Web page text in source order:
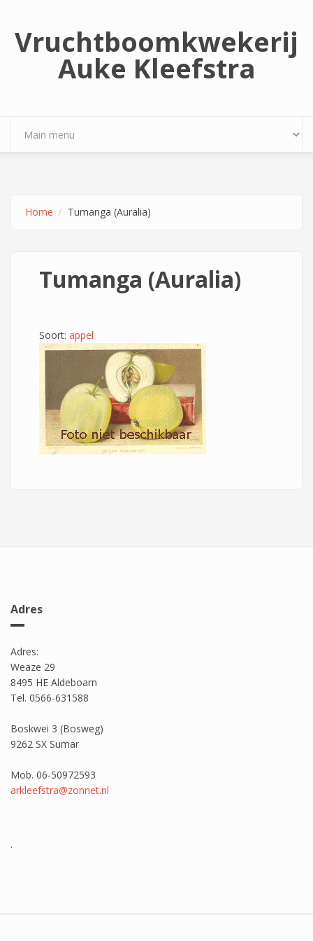
Vruchtboomkwekerij
Auke Kleefstra
Home Tumanga (Auralia)
Tumanga (Auralia)
Soort: appel
Adres
Adres:
Weaze 29
8495 HE Aldeboarn
Tel. 0566-631588
Boskwei 3 (Bosweg)
9262 SX Sumar
Mob. 06-50972593
arkleefstra@zonnet.nl
.